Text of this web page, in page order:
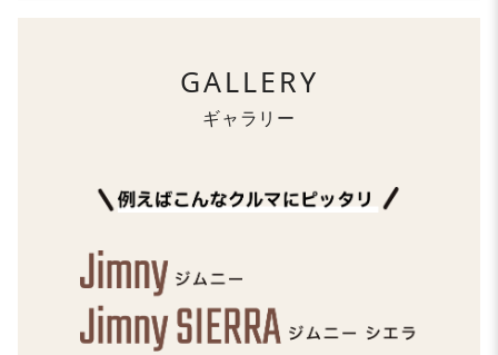
GALLERY
ギャラリー